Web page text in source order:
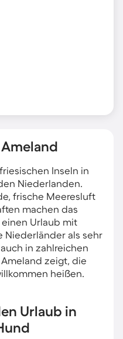
Inseln in
Niederlanden.
frische Meeresluft
machen das
Urlaub mit
Niederländer als sehr
in zahlreichen
zeigt, die
heißen.
Urlaub in